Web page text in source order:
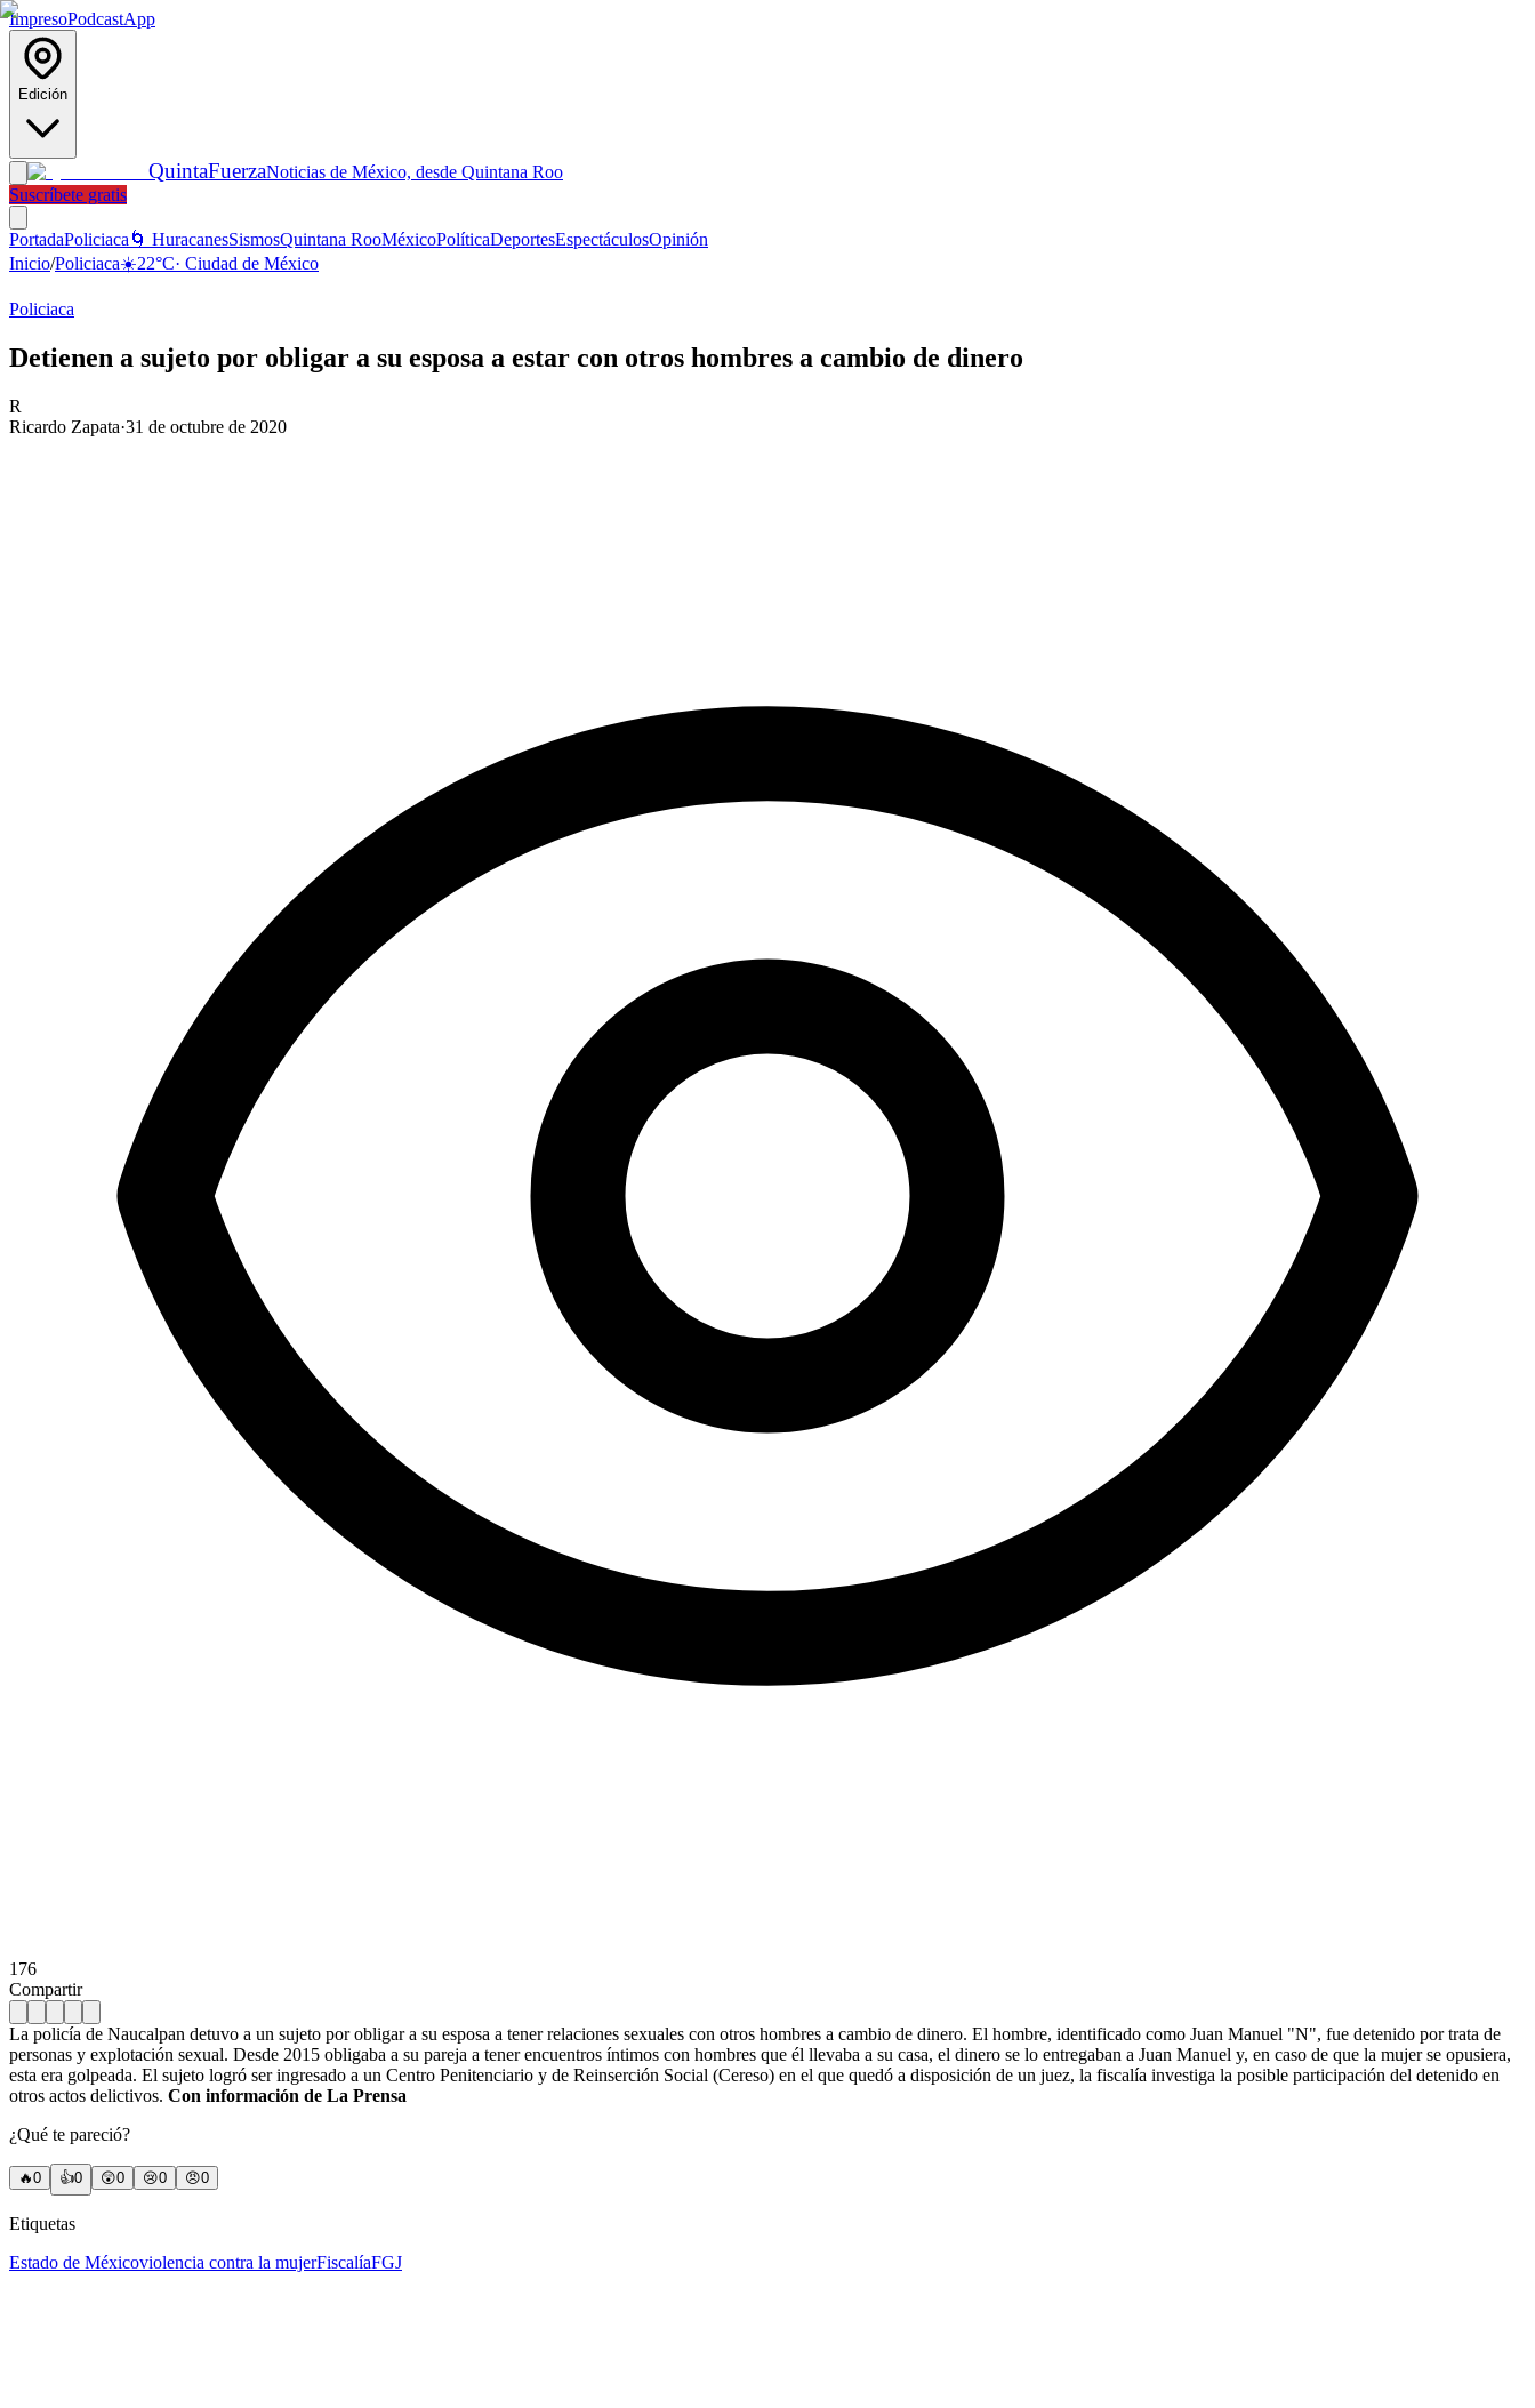
ImpresoPodcastApp
Edición
QuintaFuerzaNoticias de México, desde Quintana Roo
Suscríbete gratis
PortadaPoliciaca 🌀 HuracanesSismosQuintana RooMéxicoPolíticaDeportesEspectáculosOpinión
Inicio/Policiaca☀️22°C· Ciudad de México
Policiaca
Detienen a sujeto por obligar a su esposa a estar con otros hombres a cambio de dinero
R
Ricardo Zapata·31 de octubre de 2020
176
Compartir
La policía de Naucalpan detuvo a un sujeto por obligar a su esposa a tener relaciones sexuales con otros hombres a cambio de dinero. El hombre, identificado como Juan Manuel "N", fue detenido por trata de
personas y explotación sexual. Desde 2015 obligaba a su pareja a tener encuentros íntimos con hombres que él llevaba a su casa, el dinero se lo entregaban a Juan Manuel y, en caso de que la mujer se opusiera,
esta era golpeada. El sujeto logró ser ingresado a un Centro Penitenciario y de Reinserción Social (Cereso) en el que quedó a disposición de un juez, la fiscalía investiga la posible participación del detenido en
otros actos delictivos. Con información de La Prensa
¿Qué te pareció?
🔥0 👍0 😲0 😢0 😠0
Etiquetas
Estado de Méxicoviolencia contra la mujerFiscalíaFGJ